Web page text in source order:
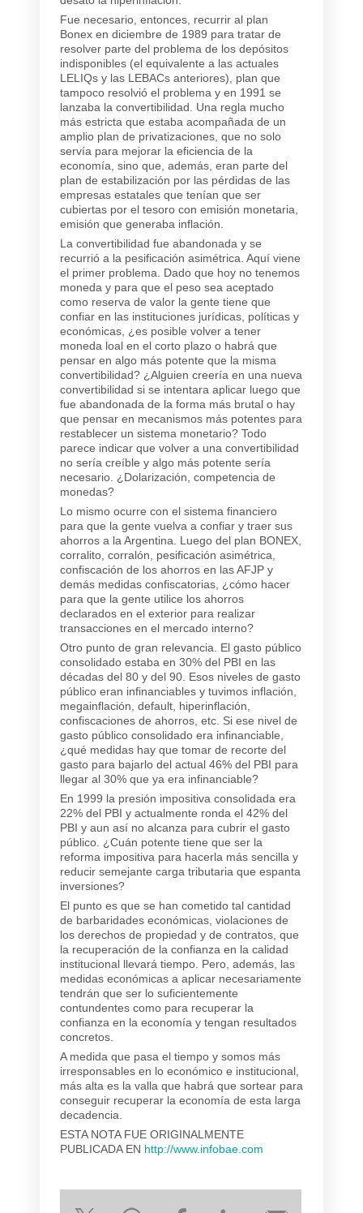
Fue necesario, entonces, recurrir al plan
Bonex en diciembre de 1989 para tratar de
resolver parte del problema de los depósitos
indisponibles (el equivalente a las actuales
LELIQs y las LEBACs anteriores), plan que
tampoco resolvió el problema y en 1991 se
lanzaba la convertibilidad. Una regla mucho
más estricta que estaba acompañada de un
amplio plan de privatizaciones, que no solo
servía para mejorar la eficiencia de la
economía, sino que, además, eran parte del
plan de estabilización por las pérdidas de las
empresas estatales que tenían que ser
cubiertas por el tesoro con emisión monetaria,
emisión que generaba inflación.
La convertibilidad fue abandonada y se
recurrió a la pesificación asimétrica. Aquí viene
el primer problema. Dado que hoy no tenemos
moneda y para que el peso sea aceptado
como reserva de valor la gente tiene que
confiar en las instituciones jurídicas, políticas y
económicas, ¿es posible volver a tener
moneda loal en el corto plazo o habrá que
pensar en algo más potente que la misma
convertibilidad? ¿Alguien creería en una nueva
convertibilidad si se intentara aplicar luego que
fue abandonada de la forma más brutal o hay
que pensar en mecanismos más potentes para
restablecer un sistema monetario? Todo
parece indicar que volver a una convertibilidad
no sería creíble y algo más potente sería
necesario. ¿Dolarización, competencia de
monedas?
Lo mismo ocurre con el sistema financiero
para que la gente vuelva a confiar y traer sus
ahorros a la Argentina. Luego del plan BONEX,
corralito, corralón, pesificación asimétrica,
confiscación de los ahorros en las AFJP y
demás medidas confiscatorias, ¿cómo hacer
para que la gente utilice los ahorros
declarados en el exterior para realizar
transacciones en el mercado interno?
Otro punto de gran relevancia. El gasto público
consolidado estaba en 30% del PBI en las
décadas del 80 y del 90. Esos niveles de gasto
público eran infinanciables y tuvimos inflación,
megainflación, default, hiperinflación,
confiscaciones de ahorros, etc. Si ese nivel de
gasto público consolidado era infinanciable,
¿qué medidas hay que tomar de recorte del
gasto para bajarlo del actual 46% del PBI para
llegar al 30% que ya era infinanciable?
En 1999 la presión impositiva consolidada era
22% del PBI y actualmente ronda el 42% del
PBI y aun así no alcanza para cubrir el gasto
público. ¿Cuán potente tiene que ser la
reforma impositiva para hacerla más sencilla y
reducir semejante carga tributaria que espanta
inversiones?
El punto es que se han cometido tal cantidad
de barbaridades económicas, violaciones de
los derechos de propiedad y de contratos, que
la recuperación de la confianza en la calidad
institucional llevará tiempo. Pero, además, las
medidas económicas a aplicar necesariamente
tendrán que ser lo suficientemente
contundentes como para recuperar la
confianza en la economía y tengan resultados
concretos.
A medida que pasa el tiempo y somos más
irresponsables en lo económico e institucional,
más alta es la valla que habrá que sortear para
conseguir recuperar la economía de esta larga
decadencia.
ESTA NOTA FUE ORIGINALMENTE
PUBLICADA EN http://www.infobae.com